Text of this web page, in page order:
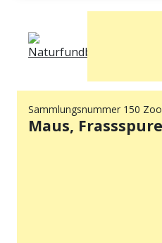
Sammlungsnummer 150
Maus,